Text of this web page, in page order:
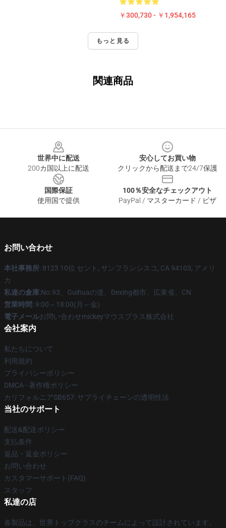
￥300,730 - ￥1,954,165
もっと見る
関連商品
世界中に配送
200カ国以上に配送
安心してお買い物
クリックから配送まで24/7保護
国際保証
使用国で提供
100％安全なチェックアウト
PayPal / マスターカード / ビザ
お問い合わせ
本社事務所: 8123 10位 セント, サンフランシスコ, CA 94103, アメリ
カ
私達の倉庫:No.93、Guihuaの道、Dexing都市、広東省、CN
営業時間: 9:00～18:00(月～金)
電子メールお問い合わせmickeyマウスプラス株式会社
会社案内
私たちについて
利用規約
プライバシーポリシー
DMCA - 著作権ポリシー
カリフォルニアSB657: サプライチェーンの透明性法
当社のサポート
配送&配送ポリシー
支払条件
返品・返金ポリシー
お問い合わせ
カスタマーサポート(FAQ)
スタッフ
私達の店
各製品は、世界トップクラスのチームによって設計されています。